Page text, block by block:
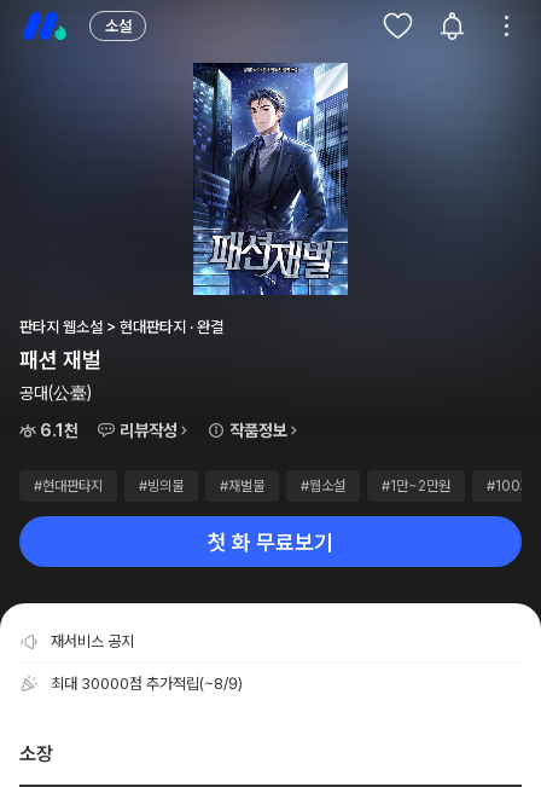
소설
판타지 웹소설 > 현대판타지 · 완결
패션 재벌
공대(公臺)
6.1천
리뷰작성 작품정보
#현대판타지 #빙의물 #재벌물 #웹소설 #1만~2만원 #100화
첫 화 무료보기
재서비스 공지
최대 30000점 추가적립(~8/9)
소장